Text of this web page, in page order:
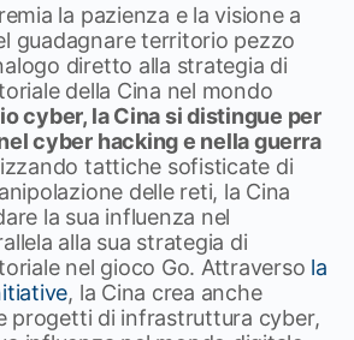
la pazienza e la visione a
guadagnare territorio pezzo
diretto alla strategia di
della Cina nel mondo
cyber, la Cina si distingue per
cyber hacking e nella guerra
tattiche sofisticate di
delle reti, la Cina
la sua influenza nel
alla sua strategia di
nel gioco Go. Attraverso la
, la Cina crea anche
progetti di infrastruttura cyber,